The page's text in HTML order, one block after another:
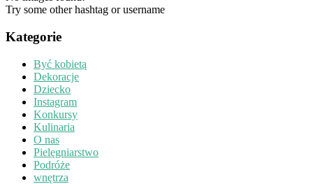
Try some other hashtag or username
Kategorie
Być kobietą
Dekoracje
Dziecko
Instagram
Konkursy
Kulinaria
O nas
Pielęgniarstwo
Podróże
wnętrza